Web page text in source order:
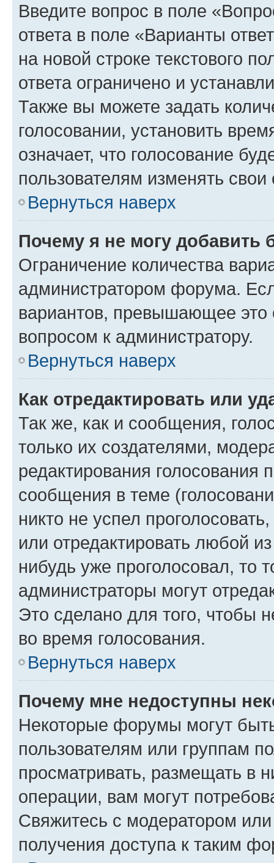
Введите вопрос в поле
ответа в поле «Варианты
на новой строке текстового
ответа ограничено и
Также вы можете задать
голосовании, установить
означает, что голосование
пользователям изменять свои
Вернуться наверх
Почему я не могу добавить
Ограничение количества
администратором форума.
вариантов, превышающее это
вопросом к администратору.
Вернуться наверх
Как отредактировать или
Так же, как и сообщения,
только их создателями,
редактирования голосования
сообщения в теме
никто не успел
или отредактировать любой
нибудь уже проголосовал, то
администраторы могут
Это сделано для того, чтобы
во время голосования.
Вернуться наверх
Почему мне недоступны
Некоторые форумы могут
пользователям или группам
просматривать, размещать в
операции, вам могут
Свяжитесь с модератором
получения доступа к таким